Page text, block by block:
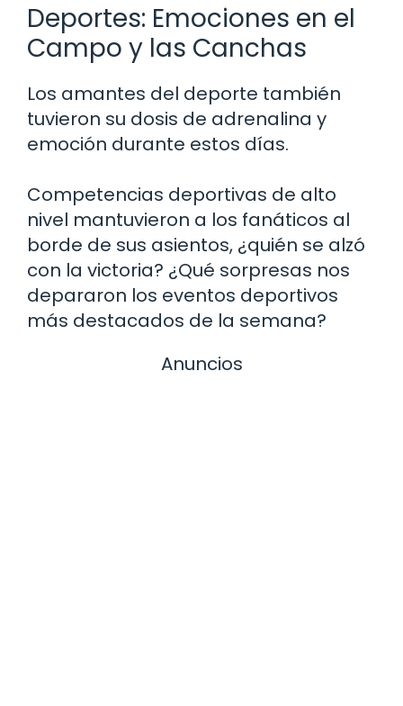
Deportes: Emociones en el
Campo y las Canchas
Los amantes del deporte también
tuvieron su dosis de adrenalina y
emoción durante estos días.
Competencias deportivas de alto
nivel mantuvieron a los fanáticos al
borde de sus asientos, ¿quién se alzó
con la victoria? ¿Qué sorpresas nos
depararon los eventos deportivos
más destacados de la semana?
Anuncios